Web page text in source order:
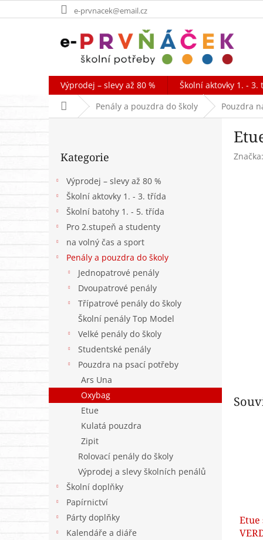
na
e-prvnacek@email.cz
Výprodej – slevy až 80 % Školní aktovky 1. - 3.
Domů Penály a pouzdra do školy Pouzdra
P
n
kategorie
Kategorie
Výprodej – slevy až 80 %
Školní aktovky 1. - 3. třída
Školní batohy 1. - 5. třída
Pro 2.stupeň a studenty
na volný čas a sport
Penály a pouzdra do školy
Jednopatrové penály
Dvoupatrové penály
Třípatrové penály do školy
Školní penály Top Model
Velké penály do školy
Studentské penály
Pouzdra na psací potřeby
Ars Una
Oxybag
Etue
Kulatá pouzdra
Zipit
Rolovací penály do školy
Výprodej a slevy školních penálů
Školní doplňky
Papírnictví
Párty doplňky
Kalendáře a diáře
Značka:
Etue